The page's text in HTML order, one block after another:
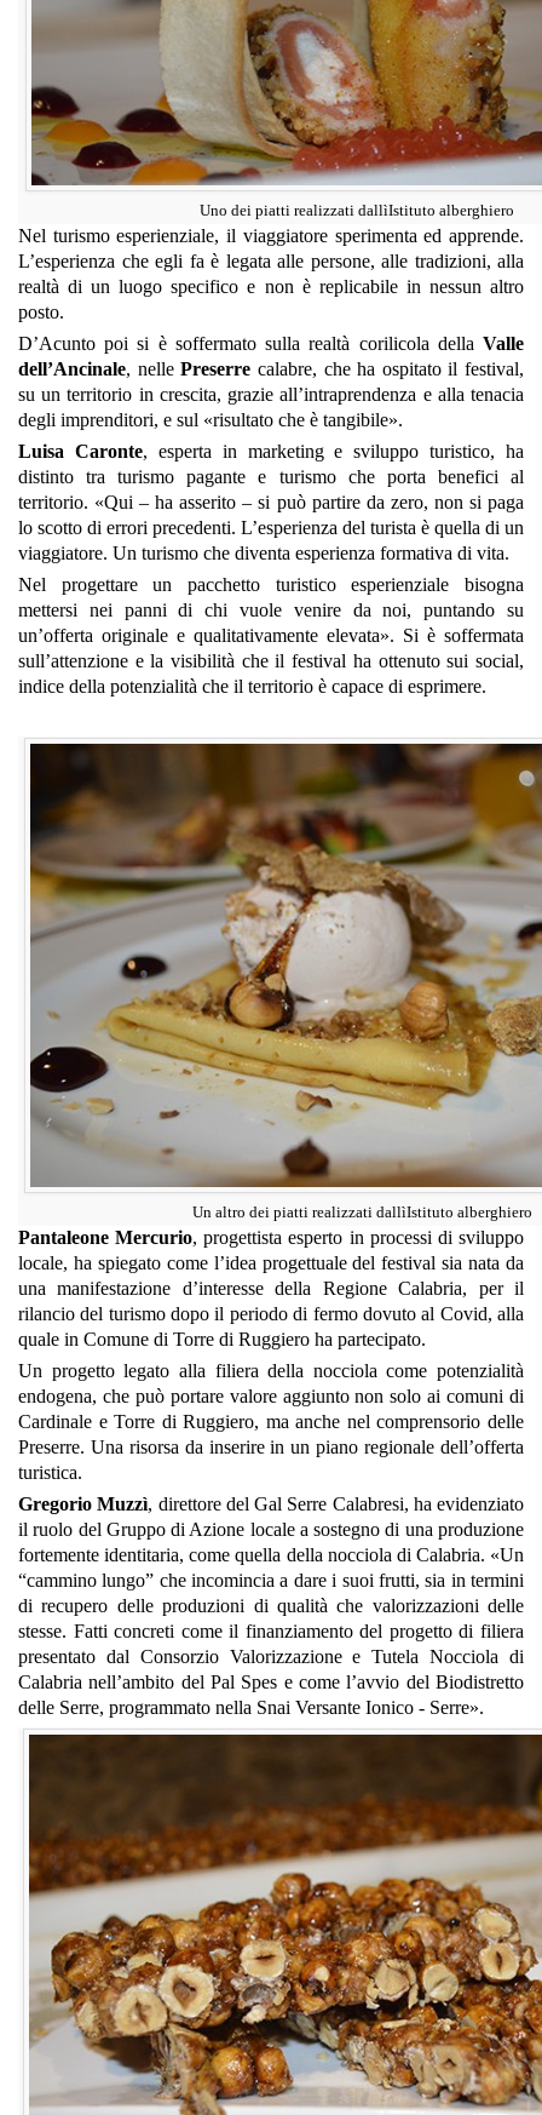
Uno dei piatti realizzati dallìIstituto alberghiero
Nel turismo esperienziale, il viaggiatore sperimenta ed apprende.
L’esperienza che egli fa è legata alle persone, alle tradizioni, alla
realtà di un luogo specifico e non è replicabile in nessun altro
posto.
D’Acunto poi si è soffermato sulla realtà corilicola della Valle
dell’Ancinale, nellePreserre calabre, che ha ospitato il festival,
su un territorio in crescita, grazie all’intraprendenza e alla tenacia
degli imprenditori, e sul «risultato che è tangibile».
Luisa Caronte, esperta in marketing e sviluppo turistico, ha
distinto tra turismo pagantee turismo che porta benefici al
territorio. «Qui – ha asserito – si può partire da zero, non si paga
lo scotto di errori precedenti. L’esperienza del turista è quella di un
viaggiatore. Un turismo che diventa esperienza formativa di vita.
Nel progettare un pacchetto turistico esperienziale bisogna
mettersi nei panni di chi vuole venire da noi, puntando su
un’offerta originale e qualitativamente elevata». Si è soffermata
sull’attenzione e la visibilità che il festival ha ottenuto sui social,
indice della potenzialità che il territorio è capace di esprimere.
Un altro dei piatti realizzati dallìIstituto alberghiero
Pantaleone Mercurio, progettista esperto in processi di sviluppo
locale, ha spiegato come l’idea progettuale del festival sia nata da
una manifestazione d’interesse della Regione Calabria, per il
rilancio del turismo dopo il periodo di fermo dovuto al Covid, alla
quale in Comune di Torre di Ruggiero ha partecipato.
Un progetto legato alla filiera della nocciola come potenzialità
endogena, che può portare valore aggiunto non solo ai comuni di
Cardinale e Torre di Ruggiero, ma anche nel comprensorio delle
Preserre. Una risorsa da inserire in un piano regionale dell’offerta
turistica.
Gregorio Muzzì, direttore del Gal Serre Calabresi, ha evidenziato
il ruolo del Gruppo di Azione locale a sostegno di una produzione
fortemente identitaria, come quella della nocciola di Calabria. «Un
“cammino lungo” che incomincia a dare i suoi frutti, sia in termini
di recupero delle produzioni di qualità che valorizzazioni delle
stesse. Fatti concreti come il finanziamento del progetto di filiera
presentato dal Consorzio Valorizzazione e Tutela Nocciola di
Calabria nell’ambito del Pal Spes e come l’avvio del Biodistretto
delle Serre, programmato nella Snai Versante Ionico - Serre».